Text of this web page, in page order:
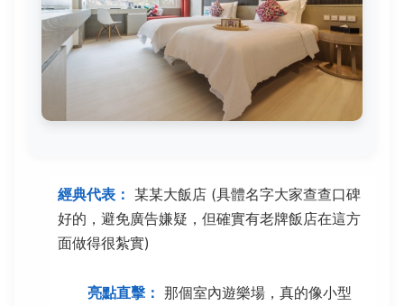
經典代表： 某某大飯店 (具體名字大家查查口碑
好的，避免廣告嫌疑，但確實有老牌飯店在這方
面做得很紮實)
亮點直擊： 那個室內遊樂場，真的像小型